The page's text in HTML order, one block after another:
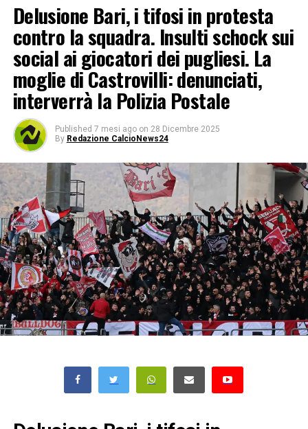
Delusione Bari, i tifosi in protesta
contro la squadra. Insulti schock sui
social ai giocatori dei pugliesi. La
moglie di Castrovilli: denunciati,
interverrà la Polizia Postale
Published 7 mesi ago on 28 Dicembre 2025
By Redazione CalcioNews24